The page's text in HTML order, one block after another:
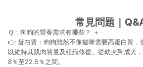
常見問題｜
Ｑ：狗狗的營養需求有哪些？
＋
👉 蛋白質：狗狗雖然不像貓咪需要高蛋白質，
以維持其肌肉質量及組織修復。從幼犬到成犬
8％至22.5％之間。